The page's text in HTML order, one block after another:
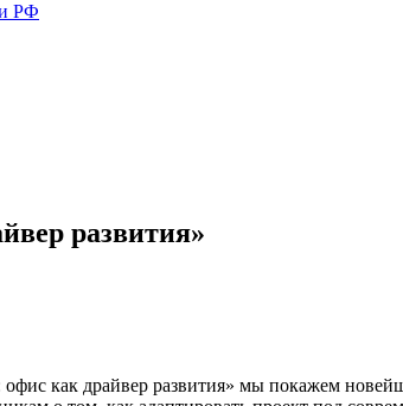
РФ
развития»
как драйвер развития» мы покажем